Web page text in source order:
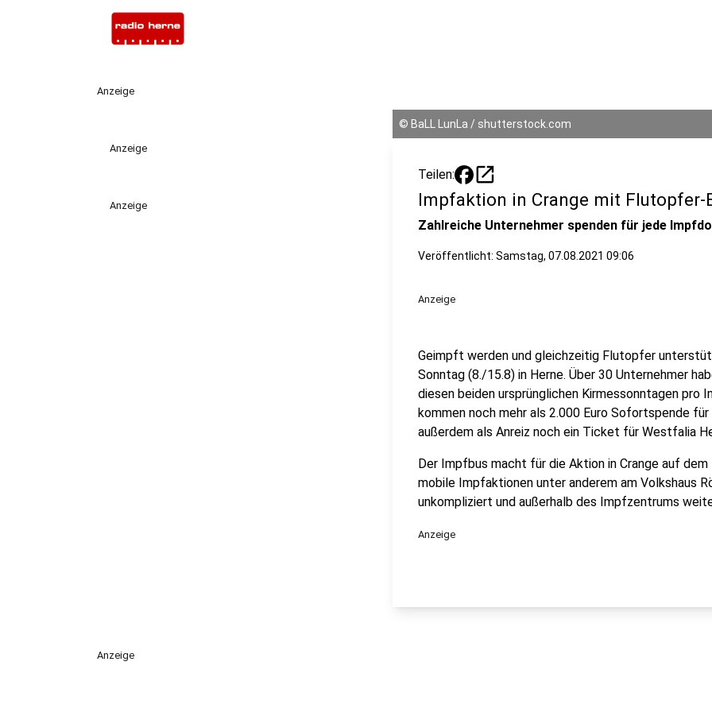
Anzeige
Anzeige
Anzeige
© BaLL LunLa / shutterstock.com
Teilen: open_in_new
Impfaktion in Crange mit Flutopfer-
Zahlreiche Unternehmer spenden für jede
Veröffentlicht: Samstag, 07.08.2021 09:06
Anzeige
Geimpft werden und gleichzeitig Flutopfer
Sonntag (8./15.8) in Herne. Über 30 Unternehmer
diesen beiden ursprünglichen Kirmessonntagen pro
kommen noch mehr als 2.000 Euro Sofortspende
außerdem als Anreiz noch ein Ticket für Westfalia
Der Impfbus macht für die Aktion in Crange auf
mobile Impfaktionen unter anderem am Volkshaus
unkompliziert und außerhalb des Impfzentrums
Anzeige
Anzeige